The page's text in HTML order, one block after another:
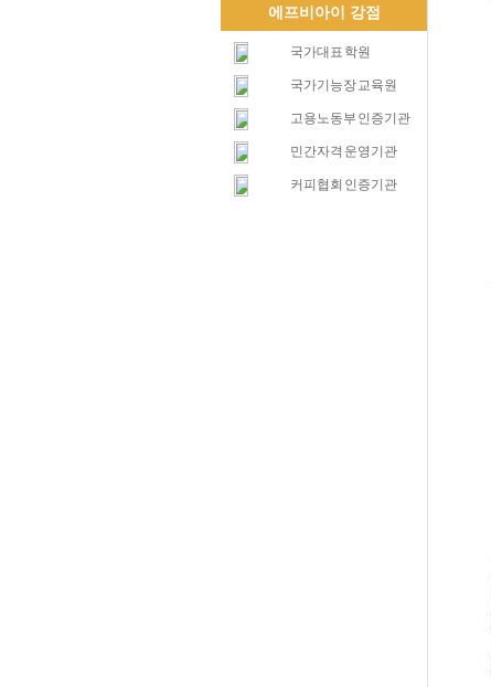
에프비아이 강점
국가대표 학원
국가기능장 교육원
고용노동부 인증기관
민간자격 운영기관
커피협회 인증기관